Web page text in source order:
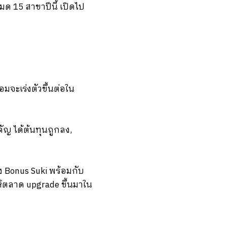
15 สาขาปีนี้ เปิดไป
จะเร่งตัวขึ้นต่อใน
ญ ได้ต้นทุนถูกลง,
Bonus Suki พร้อมกับ
ลาด upgrade ขึ้นมาใน